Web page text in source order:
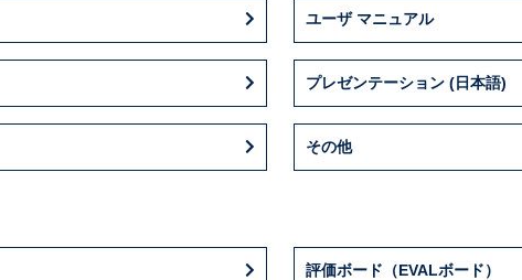
ユーザ マニュアル
プレゼンテーション (日本語)
その他
評価ボード（EVALボード）